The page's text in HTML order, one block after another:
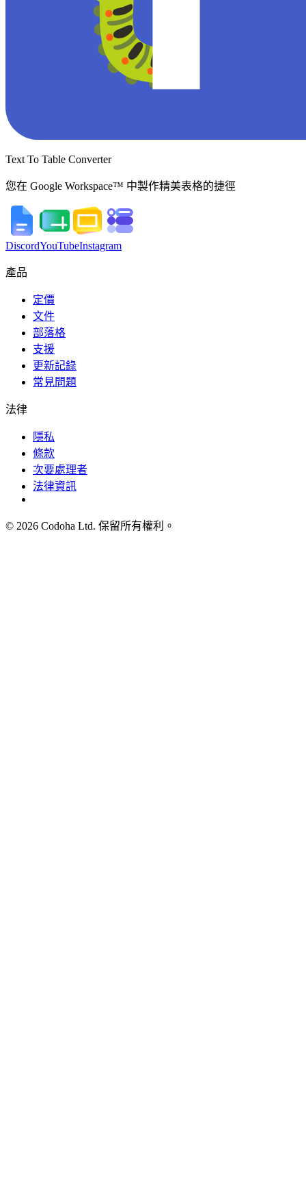
Text To Table Converter
您在 Google Workspace™ 中製作精美表格的捷徑
DiscordYouTubeInstagram
產品
定價
文件
部落格
支援
更新記錄
常見問題
法律
隱私
條款
次要處理者
法律資訊
© 2026 Codoha Ltd. 保留所有權利。